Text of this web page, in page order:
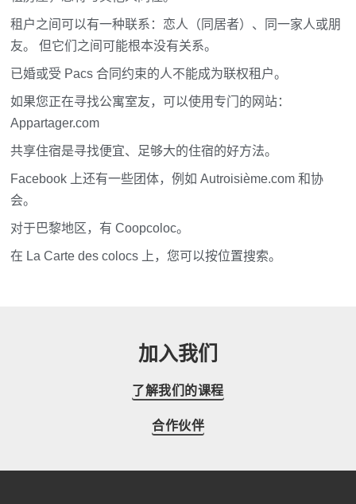
租户之间可以有一种联系：恋人（同居者）、同一家人或朋
友。 但它们之间可能根本没有关系。
已婚或受 Pacs 合同约束的人不能成为联权租户。
如果您正在寻找公寓室友，可以使用专门的网站：
Appartager.com
共享住宿是寻找便宜、足够大的住宿的好方法。
Facebook 上还有一些团体，例如 Autroisième.com 和协
会。
对于巴黎地区，有 Coopcoloc。
在 La Carte des colocs 上，您可以按位置搜索。
加入我们
了解我们的课程
合作伙伴